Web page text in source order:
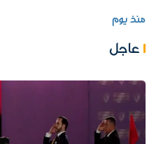
منذ يوم
عاجل